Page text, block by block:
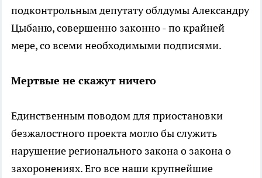
подконтрольным депутату облдумы Александру
Цыбаню, совершенно законно - по крайней
мере, со всеми необходимыми подписями.
Мертвые не скажут ничего
Единственным поводом для приостановки
безжалостного проекта могло бы служить
нарушение регионального закона о закона о
захоронениях. Его все наши крупнейшие